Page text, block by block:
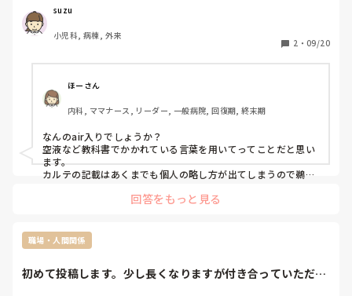
すべてオペ看でした。
オペ看て、そんな人居ないんですかね。
こんな事なら、今の病院の正規を受けてもよかったかなと迷
っています。
方わかる方教えていただきたいです…。
suzu
小児科, 病棟, 外来
2 ・ 09/20
ほーさん
内科, ママナース, リーダー, 一般病院, 回復期, 終末期
なんのair入りでしょうか？
空液など教科書でかかれている言葉を用いてってことだと思い
ます。
カルテの記載はあくまでも個人の略し方が出てしまうので鵜呑
回答をもっと見る
職場・人間関係
初めて投稿します。少し長くなりますが付き合っていただけ